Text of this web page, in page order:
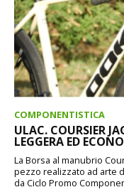
COMPONENTISTICA
ULAC. COURSIER
LEGGERA ED
La Borsa al manubrio
pezzo realizzato ad arte
da Ciclo Promo